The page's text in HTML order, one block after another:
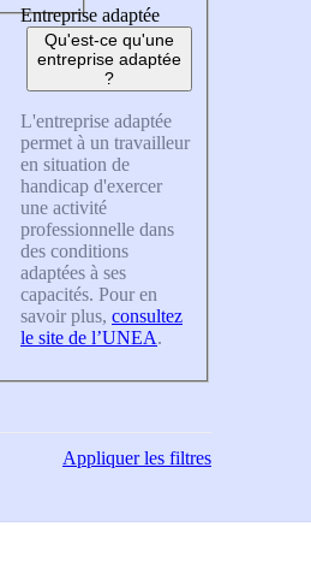
Entreprise adaptée
Qu'est-ce qu'une
entreprise adaptée
?
L'entreprise adaptée
permet à un travailleur
en situation de
handicap d'exercer
une activité
professionnelle dans
des conditions
adaptées à ses
capacités. Pour en
savoir plus, consultez
le site de l’UNEA.
Appliquerles filtres